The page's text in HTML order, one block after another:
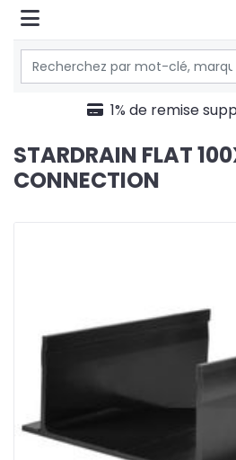
1% de remise
STARDRAIN FLAT
CONNECTION